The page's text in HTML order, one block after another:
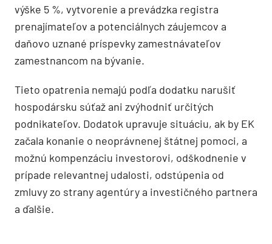
výške 5 %, vytvorenie a prevádzka registra
prenajímateľov a potenciálnych záujemcov a
daňovo uznané príspevky zamestnávateľov
zamestnancom na bývanie.
Tieto opatrenia nemajú podľa dodatku narušiť
hospodársku súťaž ani zvýhodniť určitých
podnikateľov. Dodatok upravuje situáciu, ak by EK
začala konanie o neoprávnenej štátnej pomoci, a
možnú kompenzáciu investorovi, odškodnenie v
prípade relevantnej udalosti, odstúpenia od
zmluvy zo strany agentúry a investičného partnera
a ďalšie.